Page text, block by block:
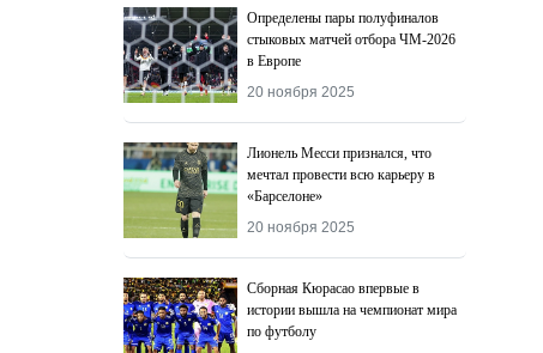
Определены пары полуфиналов
стыковых матчей отбора ЧМ-2026
в Европе
20 ноября 2025
Лионель Месси признался, что
мечтал провести всю карьеру в
«Барселоне»
20 ноября 2025
Сборная Кюрасао впервые в
истории вышла на чемпионат мира
по футболу